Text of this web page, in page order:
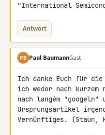
"International
Antwort
PB Paul BaumannGast
Ich danke Euch für
ich weder nach kurzem
nach langém "googeln"
Ursprungsartikel
Vernünftiges. (Staun,